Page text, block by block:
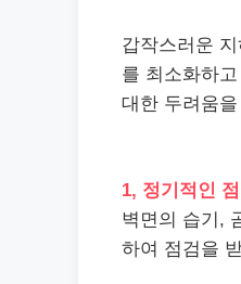
갑작스러운
를 최소화하
대한 두려움
1, 정기적인
벽면의 습기,
하여 점검을